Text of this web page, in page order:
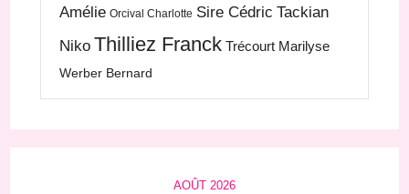
Amélie Orcival Charlotte Sire Cédric Tackian
Niko Thilliez Franck Trécourt Marilyse
Werber Bernard
AOÛT 2026